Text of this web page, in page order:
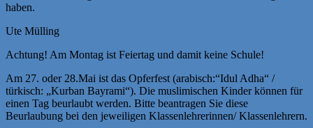
haben.
Ute Mülling
Achtung! Am Montag ist Feiertag und damit keine Schule!
Am 27. oder 28.Mai ist das Opferfest (arabisch:“Idul Adha“ /
türkisch: „Kurban Bayrami“). Die muslimischen Kinder können für
einen Tag beurlaubt werden. Bitte beantragen Sie diese
Beurlaubung bei den jeweiligen Klassenlehrerinnen/ Klassenlehrern.